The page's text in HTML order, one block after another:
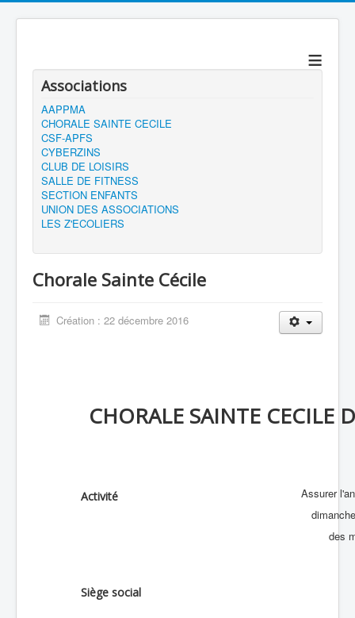
≡
Associations
AAPPMA
CHORALE SAINTE CECILE
CSF-APFS
CYBERZINS
CLUB DE LOISIRS
SALLE DE FITNESS
SECTION ENFANTS
UNION DES ASSOCIATIONS
LES Z'ECOLIERS
Chorale Sainte Cécile
Création : 22 décembre 2016
CHORALE SAINTE CECILE
Activité
Assurer
des
Siège social